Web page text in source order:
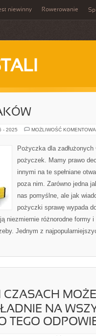
niewinny Rowerowanie
- 2025 MOŻLIWOŚĆ
Pożyczka dla
pożyczek. Mamy prawo
innymi na te spełniane
poza nim. Zarówno jedna
nas pomyślne, ale jak
pożyczki sprawę wypada
niezmiernie różnorodne formy
Jednym z
CZASACH
NA
TEGO